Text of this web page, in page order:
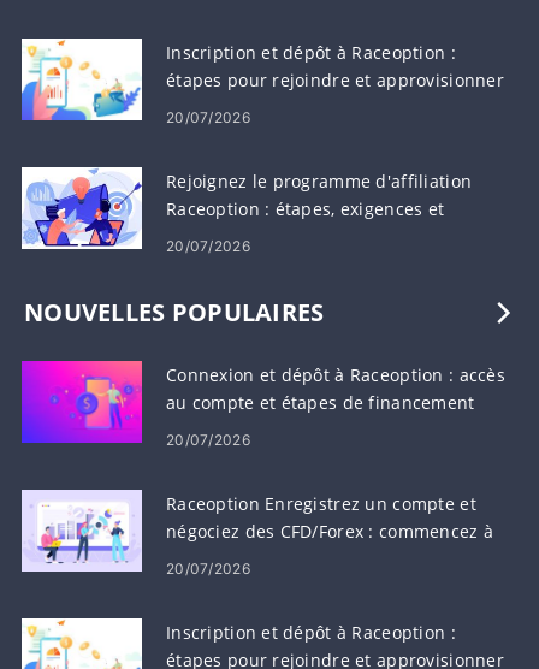
Inscription et dépôt à Raceoption :
étapes pour rejoindre et approvisionner
votre compte
20/07/2026
Rejoignez le programme d'affiliation
Raceoption : étapes, exigences et
paiements
20/07/2026
NOUVELLES POPULAIRES
Connexion et dépôt à Raceoption : accès
au compte et étapes de financement
20/07/2026
Raceoption Enregistrez un compte et
négociez des CFD/Forex : commencez à
trader
20/07/2026
Inscription et dépôt à Raceoption :
étapes pour rejoindre et approvisionner